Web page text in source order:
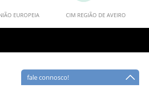
EUROPEIA CIM REGIÃO DE AVEIRO
fale connosco!